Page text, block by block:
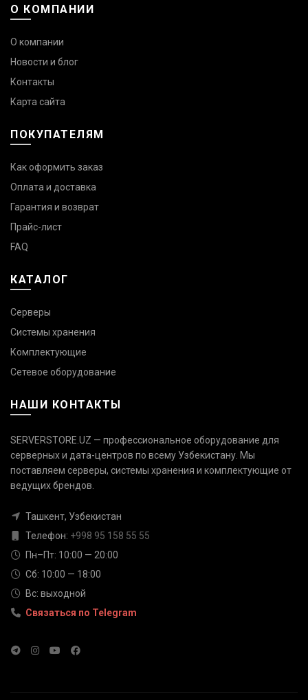
О КОМПАНИИ
О компании
Новости и блог
Контакты
Карта сайта
ПОКУПАТЕЛЯМ
Как оформить заказ
Оплата и доставка
Гарантия и возврат
Прайс-лист
FAQ
КАТАЛОГ
Серверы
Системы хранения
Комплектующие
Сетевое оборудование
НАШИ КОНТАКТЫ
SERVERSTORE.UZ — профессиональное оборудование для
серверных и дата-центров по всему Узбекистану. Мы
поставляем серверы, системы хранения и комплектующие от
ведущих брендов.
Ташкент, Узбекистан
Телефон: +998 95 158 55 55
Пн–Пт: 10:00 — 20:00
Сб: 10:00 — 18:00
Вс: выходной
Связаться по Telegram
Связаться с нами
Телефон
info@serverstore.uz